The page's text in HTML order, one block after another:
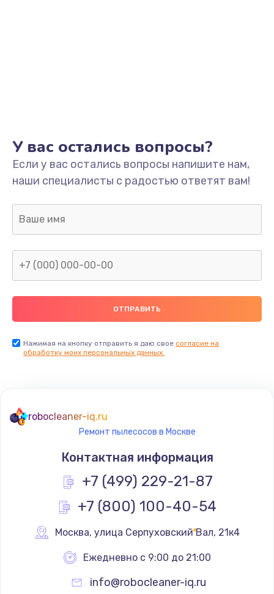
У вас остались вопросы?
Если у вас остались вопросы напишите нам,
наши специалисты с радостью ответят вам!
Нажимая на кнопку отправить я даю свое согласие на
обработку моих персональных данных.
robocleaner-iq.ru
Ремонт пылесосов в Москве
Контактная информация
+7 (499) 229-21-87
+7 (800) 100-40-54
Москва, улица Серпуховский Вал, 21к4
Ежедневно с 9:00 до 21:00
info@robocleaner-iq.ru